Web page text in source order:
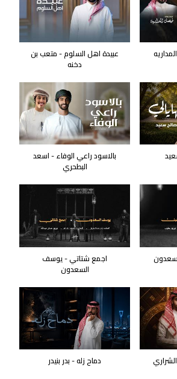
عبيدة اهل السلوم - متعب بن
دخنه
بالاسود راعي الوفاء - اسعد
البطحري
اجمع شتاتي - يوسف
السعدون
دماح زله - بدر بنيدر